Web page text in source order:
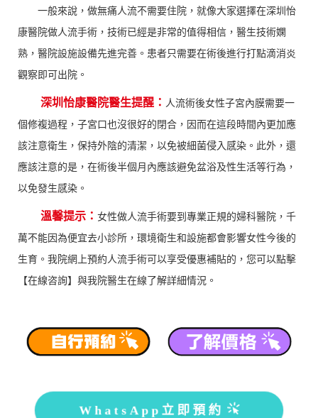
一般來說，做無痛人流不需要住院，就像大家選擇在深圳怡
康醫院做人流手術，技術已經是非常的值得相信，醫生技術嫻
熟，醫院設施設備先進完善。患者只需要在術後進行打點滴消炎
觀察即可出院。
深圳怡康醫院醫生提醒： 人流術後女性子宮內膜需要一
個修複過程，子宮口也沒很好的閉合，因而在這段時間內更加應
該注意衛生，保持外陰的清潔，以免被細菌侵入感染。此外，還
應該注意的是，在術後半個月內應該避免盆浴及性生活等行為，
以免發生感染。
溫馨提示： 女性做人流手術要到專業正規的婦科醫院，千
萬不能因為便宜去小診所，環境衛生和設施都會影響女性今後的
生育。我院網上預約人流手術可以享受優惠補貼的，您可以點擊
【在線咨詢】與我院醫生在線了解詳細情況。
WhatsApp立即預約